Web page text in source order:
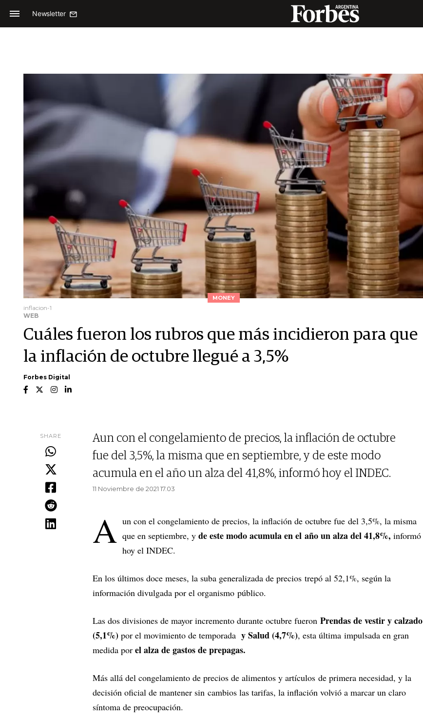
Newsletter
MONEY
inflacion-1
WEB
Cuáles fueron los rubros que más incidieron para que
la inflación de octubre llegué a 3,5%
Forbes Digital
SHARE
Aun con el congelamiento de precios, la inflación de octubre
fue del 3,5%, la misma que en septiembre, y de este modo
acumula en el año un alza del 41,8%, informó hoy el INDEC.
11 Noviembre de 2021 17.03
A un con el congelamiento de precios, la inflación de octubre fue del 3,5%, la misma
que en septiembre, y de este modo acumula en el año un alza del 41,8%, informó
hoy el INDEC.
En los últimos doce meses, la suba generalizada de precios trepó al 52,1%, según la
información divulgada por el organismo público.
Las dos divisiones de mayor incremento durante octubre fueron Prendas de vestir y calzado
(5,1%) por el movimiento de temporada y Salud (4,7%), esta última impulsada en gran
medida por el alza de gastos de prepagas.
Más allá del congelamiento de precios de alimentos y artículos de primera necesidad, y la
decisión oficial de mantener sin cambios las tarifas, la inflación volvió a marcar un claro
síntoma de preocupación.